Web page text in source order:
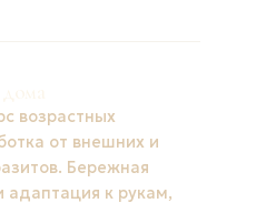
возрастных
от внешних и
Бережная
адаптация к рукам,